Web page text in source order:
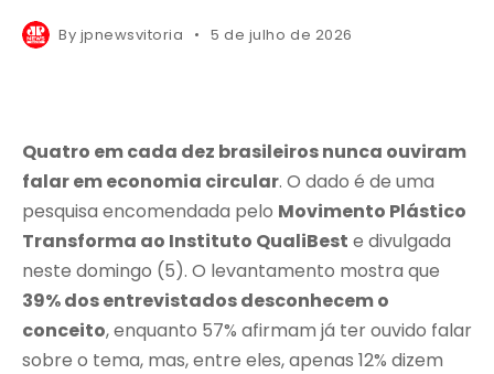
By jpnewsvitoria 5 de julho de 2026
Quatro em cada dez brasileiros nunca ouviram
falar em economia circular. O dado é de uma
pesquisa encomendada pelo Movimento Plástico
Transforma ao Instituto QualiBest e divulgada
neste domingo (5). O levantamento mostra que
39% dos entrevistados desconhecem o
conceito, enquanto 57% afirmam já ter ouvido falar
sobre o tema, mas, entre eles, apenas 12% dizem